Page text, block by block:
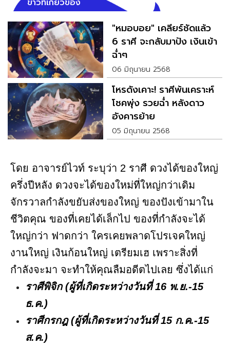
ข่าวที่เกี่ยวข้อง
"หมอบอย" เคลียร์ชัดแล้ว
6 ราศี จะกลับมาปัง เงินเข้า
ฉ่ำๆ
06 มิถุนายน 2568
โหรดังเคาะ! ราศีพ้นเคราะห์
โชคพุ่ง รวยฉ่ำ หลังดาว
อังคารย้าย
05 มิถุนายน 2568
โดย อาจารย์ไวท์ ระบุว่า 2 ราศี ดวงได้ของใหญ่
ครึ่งปีหลัง ดวงจะได้ของใหม่ที่ใหญ่กว่าเดิม
จักรวาลกำลังขยับส่งของใหญ่ ของปังเข้ามาใน
ชีวิตคุณ ของที่เคยได้เล็กไป ของที่กำลังจะได้
ใหญ่กว่า ฟาดกว่า ใครเคยพลาดโปรเจคใหญ่
งานใหญ่ เงินก้อนใหญ่ เตรียมเฮ เพราะสิ่งที่
กำลังจะมา จะทำให้คุณลืมอดีตไปเลย ซึ่งได้แก่
ราศีพิจิก (ผู้ที่เกิดระหว่างวันที่ 16 พ.ย.-15
ธ.ค.)
ราศีกรกฎ (ผู้ที่เกิดระหว่างวันที่ 15 ก.ค.-15
ส.ค.)